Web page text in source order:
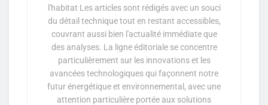
l'habitat Les articles sont rédigés avec un souci
du détail technique tout en restant accessibles,
couvrant aussi bien l'actualité immédiate que
des analyses. La ligne éditoriale se concentre
particulièrement sur les innovations et les
avancées technologiques qui façonnent notre
futur énergétique et environnemental, avec une
attention particulière portée aux solutions